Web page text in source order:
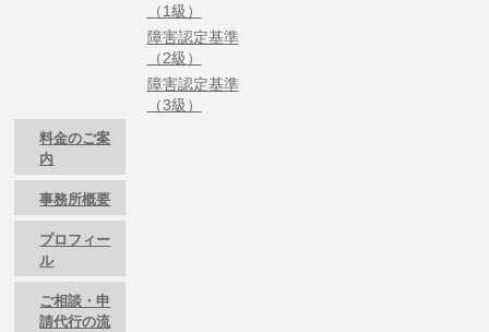
（1級）
障害認定基準
（2級）
障害認定基準
（3級）
料金のご案
内
事務所概要
プロフィー
ル
ご相談・申
請代行の流